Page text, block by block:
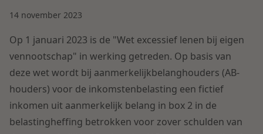
IE & Innovatie
Herstructurering & Insolventie
Energie
Dichtbij de kansen en uitdagingen in de
Internationale partners
Nieuws
Werken bij
Contact
Nederlands
14 november 2023
Op 1 januari 2023 is de "Wet excessief lenen bij eigen
vennootschap" in werking getreden. Op basis van
deze wet wordt bij aanmerkelijkbelanghouders (AB-
houders) voor de inkomstenbelasting een fictief
inkomen uit aanmerkelijk belang in box 2 in de
belastingheffing betrokken voor zover schulden van